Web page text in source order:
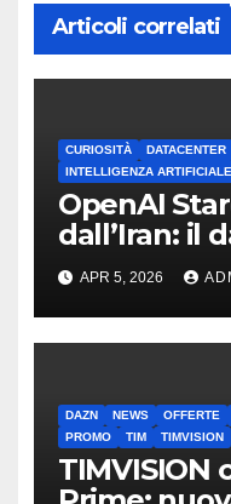
Articoli correlati
CURIOSITÀ DATACENTER
INTELLIGENZA ARTIFICIALE
OpenAI
dall’Iran: il
mirino
APR 5, 2026
DAZN NEWS OFFERTE
PROMO
TIM TIMVISION
TIMVISION